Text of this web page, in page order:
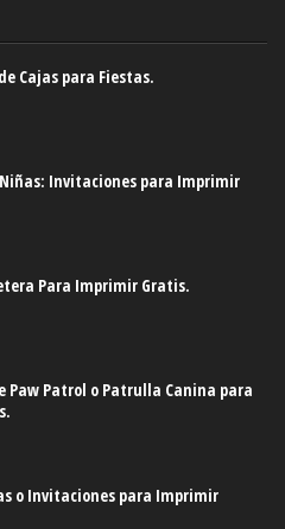
Cajas para Fiestas.
Invitaciones para Imprimir
Para Imprimir Gratis.
Paw Patrol o Patrulla Canina para
o Invitaciones para Imprimir